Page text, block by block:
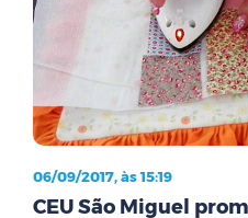
06/09/2017, às 15:19
CEU São Miguel